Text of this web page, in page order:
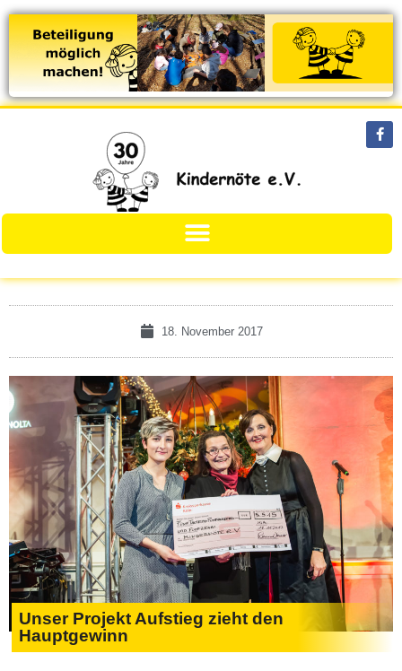
18. November 2017
Unser Projekt Aufstieg zieht den
Hauptgewinn